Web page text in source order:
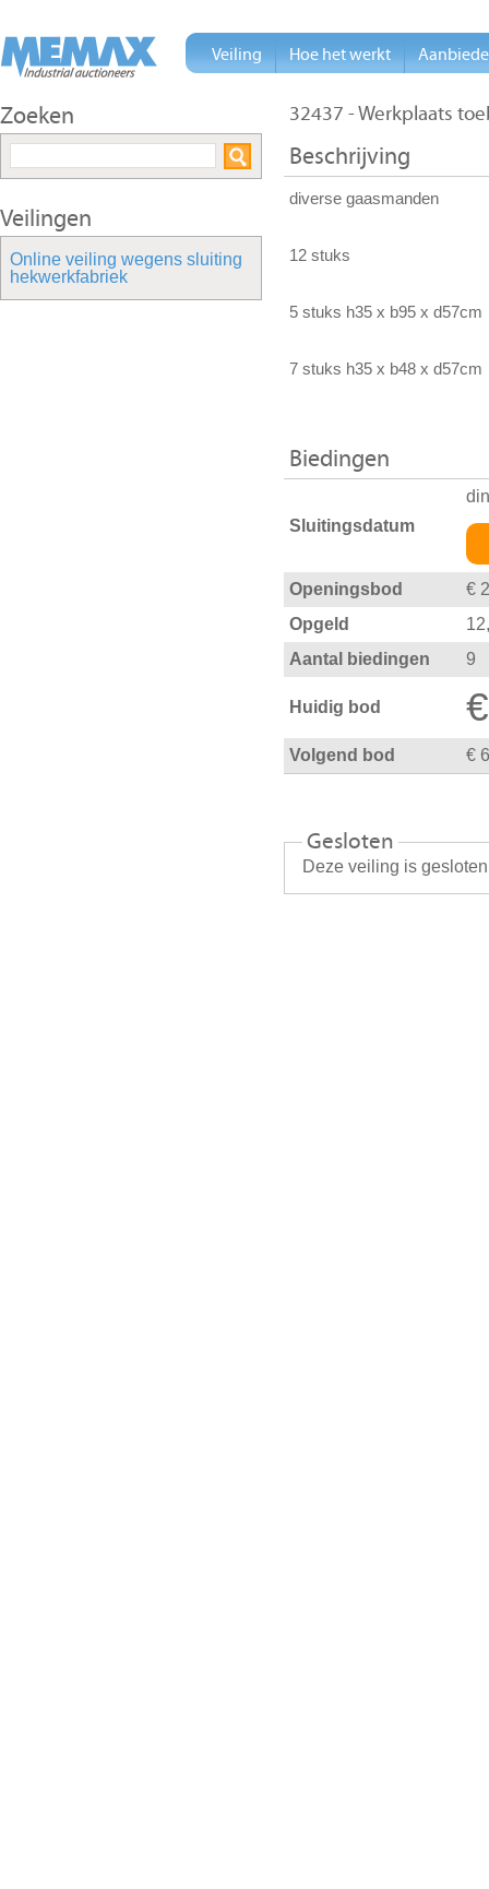
32437 - Werkplaats
Beschrijving
diverse gaasmanden
12 stuks
5 stuks h35 x b95 x d57cm
7 stuks h35 x b48 x d57cm
Biedingen
Sluitingsdatum
Openingsbod
€
Opgeld
Aantal biedingen
9
Huidig bod
Volgend bod €
Gesloten
Deze veiling is
Zoeken
Veilingen
Online veiling wegens sluiting
hekwerkfabriek
Veiling Hoe het werkt